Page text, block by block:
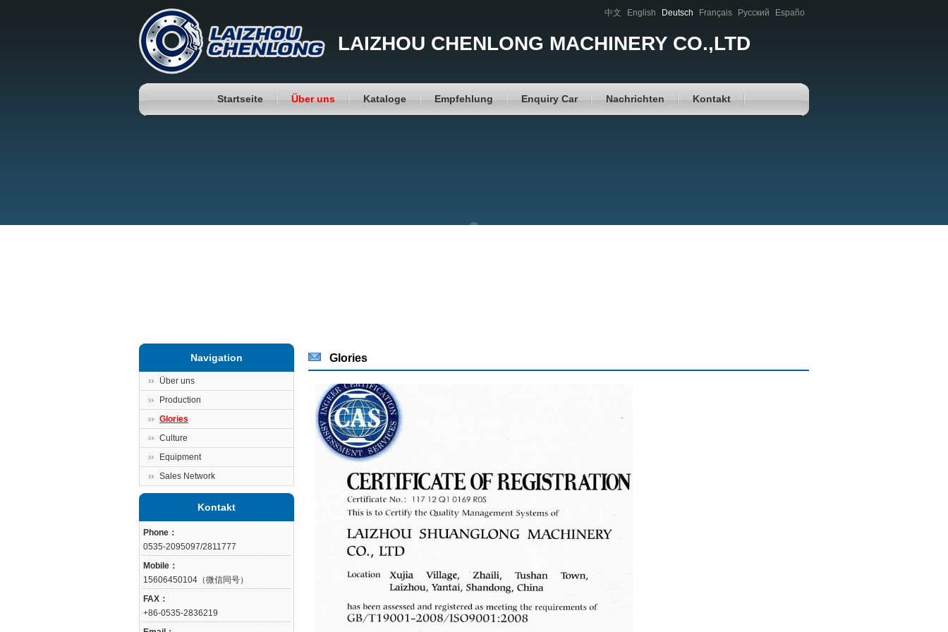
中文 English Deutsch Français Русский Españo
LAIZHOU CHENLONG MACHINERY CO.,LTD
Startseite Über uns Kataloge Empfehlung Enquiry Car Nachrichten Kontakt
Glories
Navigation
Über uns
Production
Glories
Culture
Equipment
Sales Network
Kontakt
Phone：
0535-2095097/2811777
Mobile：
15606450104（微信同号）
FAX：
+86-0535-2836219